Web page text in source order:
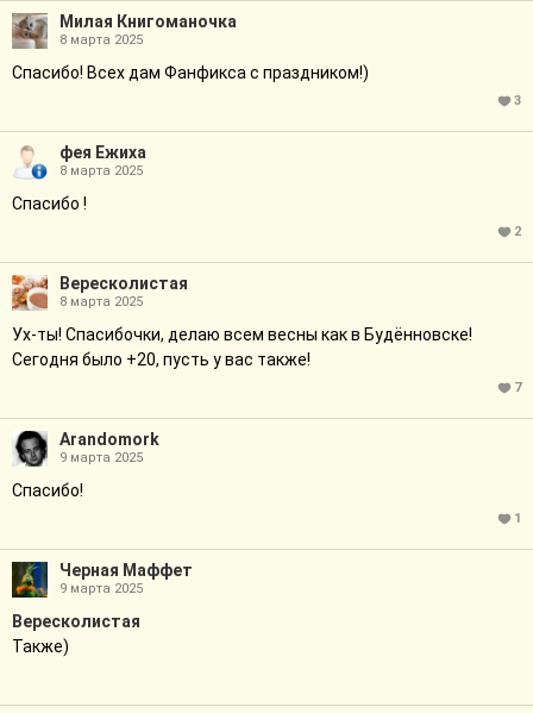
Милая Книгоманочка
8 марта 2025
Спасибо! Всех дам Фанфикса с праздником!)
3
фея Ежиха
8 марта 2025
Спасибо !
2
Вересколистая
8 марта 2025
Ух-ты! Спасибочки, делаю всем весны как в Будённовске!
Сегодня было +20, пусть у вас также!
7
Arandomork
9 марта 2025
Спасибо!
1
Черная Маффет
9 марта 2025
Вересколистая
Также)